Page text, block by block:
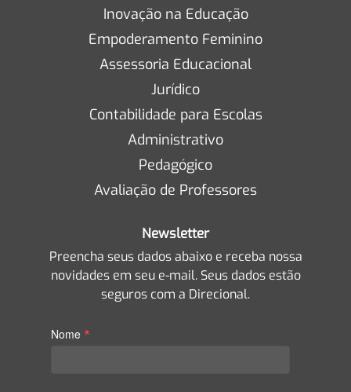
Inovação na Educação
Empoderamento Feminino
Assessoria Educacional
Jurídico
Contabilidade para Escolas
Administrativo
Pedagógico
Avaliação de Professores
Newsletter
Preencha seus dados abaixo e receba nossa
novidades em seu e-mail. Seus dados estão
seguros com a Direcional.
Nome *